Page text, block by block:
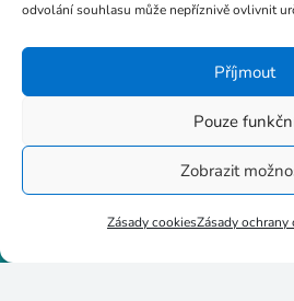
odvolání souhlasu může nepříznivě ovlivnit
Příjmout
Pouze
Zobrazit
Zásady cookiesZásady
+420 724 189
Stupkova
Olomouc